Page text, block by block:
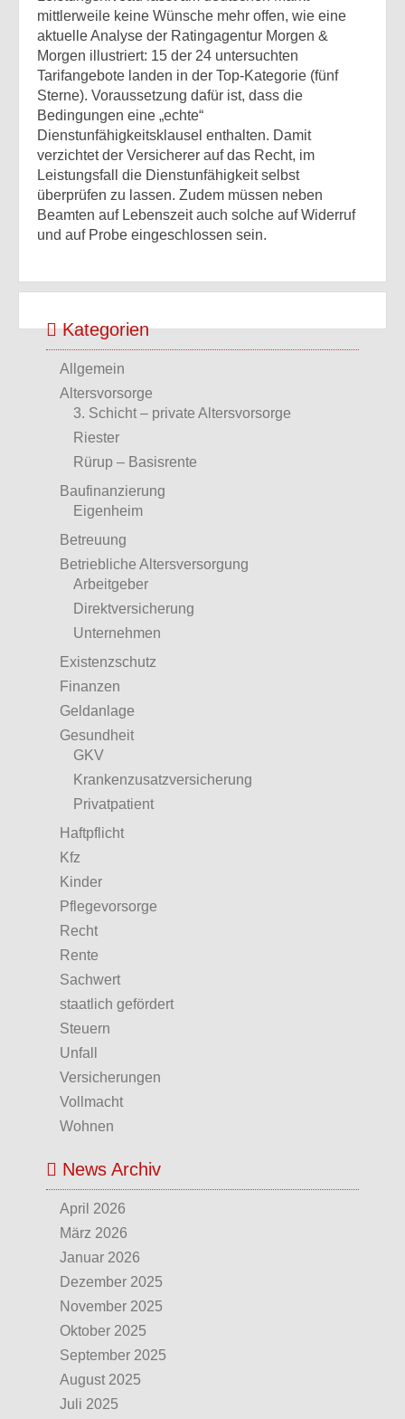
mittlerweile keine Wünsche mehr offen, wie eine
aktuelle Analyse der Ratingagentur Morgen &
Morgen illustriert: 15 der 24 untersuchten
Tarifangebote landen in der Top-Kategorie (fünf
Sterne). Voraussetzung dafür ist, dass die
Bedingungen eine „echte“
Dienstunfähigkeitsklausel enthalten. Damit
verzichtet der Versicherer auf das Recht, im
Leistungsfall die Dienstunfähigkeit selbst
überprüfen zu lassen. Zudem müssen neben
Beamten auf Lebenszeit auch solche auf Widerruf
und auf Probe eingeschlossen sein.
Kategorien
Allgemein
Altersvorsorge
3. Schicht – private Altersvorsorge
Riester
Rürup – Basisrente
Baufinanzierung
Eigenheim
Betreuung
Betriebliche Altersversorgung
Arbeitgeber
Direktversicherung
Unternehmen
Existenzschutz
Finanzen
Geldanlage
Gesundheit
GKV
Krankenzusatzversicherung
Privatpatient
Haftpflicht
Kfz
Kinder
Pflegevorsorge
Recht
Rente
Sachwert
staatlich gefördert
Steuern
Unfall
Versicherungen
Vollmacht
Wohnen
News Archiv
April 2026
März 2026
Januar 2026
Dezember 2025
November 2025
Oktober 2025
September 2025
August 2025
Juli 2025